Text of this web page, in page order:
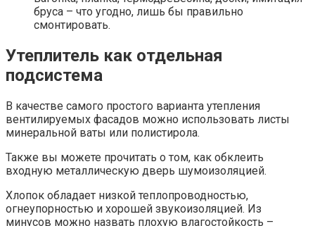
бруса – что угодно, лишь бы правильно
смонтировать.
Утеплитель как отдельная
подсистема
В качестве самого простого варианта утепления
вентилируемых фасадов можно использовать листы
минеральной ваты или полистирола.
Также вы можете прочитать о том, как обклеить
входную металлическую дверь шумоизоляцией.
Хлопок обладает низкой теплопроводностью,
огнеупорностью и хорошей звукоизоляцией. Из
минусов можно назвать плохую влагостойкость –